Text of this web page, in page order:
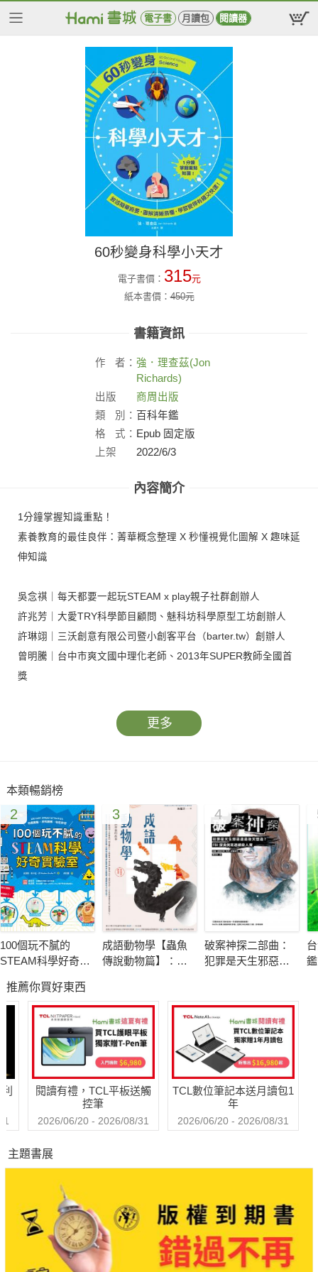
電子書 月讀包 閱讀器
60秒變身科學小天才
電子書價： 315元
紙本書價：450元
書籍資訊
作 者： 強．理查茲(Jon
Richards)
出版
社：
商周出版
類
別： 百科年鑑
格
式： Epub 固定版
上架
2022/6/3
內容簡介
1分鐘掌握知識重點！
素養教育的最佳良伴：菁華概念整理 X 秒懂視覺化圖解 X 趣味延
伸知識
吳念祺｜每天都要一起玩STEAM x play親子社群創辦人
許兆芳｜大愛TRY科學節目顧問、魅科坊科學原型工坊創辦人
許琳翊｜三沃創意有限公司暨小創客平台（barter.tw）創辦人
曾明騰｜台中市爽文國中理化老師、2013年SUPER教師全國首
獎
盧俊良｜FB「阿魯米玩科學」粉絲頁版主、宜蘭縣岳明國小老師
好讀的文字說明與細緻的視覺化圖解，
帶領孩子一窺科學的奧秘，豐富孩子的科學素養！
科學能幫助我們了解小至微生物，大至宇宙的奧妙。你知道──
易碎的玻璃卻能拿來製成超級堅固的纖維？
用手機相機對準按下按鈕的電視遙控器就能看到紅外線？
地球一小時內從太陽接收到的能量，就超過全人類一整年使用的
從相同高度丟下等重的物體，在北極會比較快掉到地面？
金星表面的大氣壓力足以把你壓扁？
你身上的細菌數量可能比細胞還要多？……
翻開本書，你將讀到物理、化學、天文學、地球科學、生物等科
菁華知識，還有試試看小專欄帶你一同探索在家就能實驗的科學
【108課綱閱讀重點】
✏核心素養：系統思考與解決問題、道德實踐與公民意識、科技
資訊與媒體素養。
✏適讀年齡：適合學齡前、國小低年級親子共讀、國小中高年級
自己讀。
更多
本類暢銷榜
2
100個玩不膩的
STEAM科學好奇實
3
成語動物學【蟲魚
傳說動物篇】：閱
4
破案神探二部曲：
犯罪是天生邪惡還
推薦你買好東西
閱讀有禮，TCL平板送觸
控筆
2026/06/20 - 2026/08/31
TCL數位筆記本送月讀包1
年
2026/06/20 - 2026/08/31
主題書展